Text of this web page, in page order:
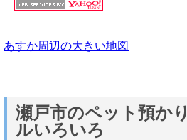
あすか周辺の大きい地図
瀬戸市のペット預か
ルいろいろ